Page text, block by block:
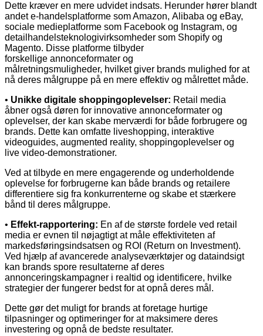
Dette kræver en mere udvidet indsats. Herunder hører blandt
andet e-handelsplatforme som Amazon, Alibaba og eBay,
sociale medieplatforme som Facebook og Instagram, og
detailhandelsteknologivirksomheder som Shopify og
Magento. Disse platforme tilbyder
forskellige annonceformater og
målretningsmuligheder, hvilket giver brands mulighed for at
nå deres målgruppe på en mere effektiv og målrettet måde.
• Unikke digitale shoppingoplevelser: Retail media
åbner også døren for innovative annonceformater og
oplevelser, der kan skabe merværdi for både forbrugere og
brands. Dette kan omfatte liveshopping, interaktive
videoguides, augmented reality, shoppingoplevelser og
live video-demonstrationer.
Ved at tilbyde en mere engagerende og underholdende
oplevelse for forbrugerne kan både brands og retailere
differentiere sig fra konkurrenterne og skabe et stærkere
bånd til deres målgruppe.
• Effekt-rapportering: En af de største fordele ved retail
media er evnen til nøjagtigt at måle effektiviteten af
markedsføringsindsatsen og ROI (Return on Investment).
Ved hjælp af avancerede analyseværktøjer og dataindsigt
kan brands spore resultaterne af deres
annonceringskampagner i realtid og identificere, hvilke
strategier der fungerer bedst for at opnå deres mål.
Dette gør det muligt for brands at foretage hurtige
tilpasninger og optimeringer for at maksimere deres
investering og opnå de bedste resultater.